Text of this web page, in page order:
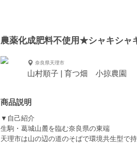
農薬化成肥料不使用★シャキシャ
奈良県天理市
山村順子 | 育つ畑 小掠農園
商品説明
▼自己紹介
生駒・葛城山麓を臨む奈良県の東端
天理市は山の辺の道のそばで環境共生型で